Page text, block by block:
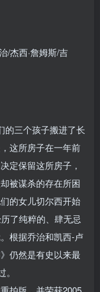
西·詹姆斯/吉
的三个孩子搬进了长
这所房子在一年前
定保留这所房子，
被谋杀的存在所困
的女儿切尔西开始
了纯粹的、肆无忌
根据乔治和凯西-卢
仍然是有史以来最